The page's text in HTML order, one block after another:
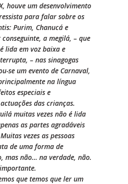
houve um desenvolvimento
para falar sobre os
Purim, Chanucá e
a megilá, – que
lida em voz baixa e
– nas sinagogas
se um evento de Carnaval,
na língua
especiais e
das crianças.
muitas vezes não é lida
as partes agradáveis
vezes as pessoas
de uma forma de
mas não… na verdade, não.
que temos que ler um